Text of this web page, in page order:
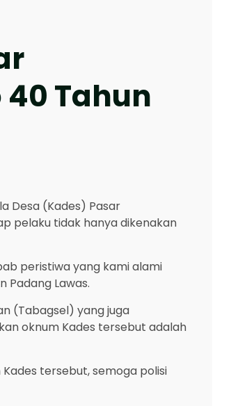
Tahun
Desa (Kades) Pasar
pelaku tidak hanya dikenakan
peristiwa yang kami alami
Padang Lawas.
(Tabagsel) yang juga
oknum Kades tersebut adalah
tersebut, semoga polisi